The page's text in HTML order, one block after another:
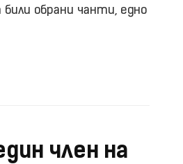
обрани чанти, едно
член на